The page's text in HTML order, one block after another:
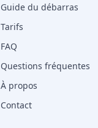
Guide du débarras
Tarifs
FAQ
Questions fréquentes
À propos
Contact